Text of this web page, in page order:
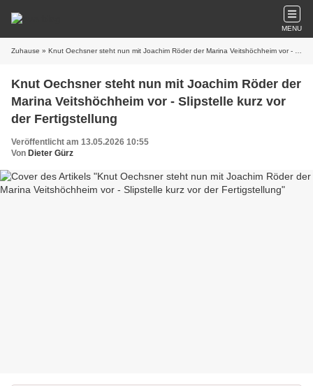
MENU
Zuhause » Knut Oechsner steht nun mit Joachim Röder der Marina Veitshöchheim vor - Slipstelle kurz vor der Fertigstellung
Knut Oechsner steht nun mit Joachim Röder der
Marina Veitshöchheim vor - Slipstelle kurz vor
der Fertigstellung
Veröffentlicht am 13.05.2026 10:55
Von Dieter Gürz